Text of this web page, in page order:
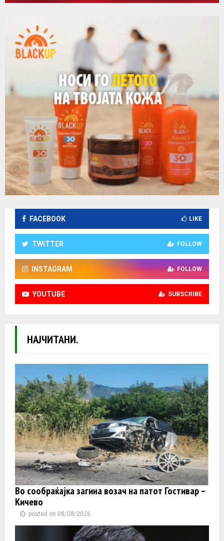
FACEBOOK LIKE
TWITTER FOLLOW
INSTAGRAM FOLLOW
YOUTUBE SUBSCRIBE
НАЈЧИТАНИ.
Во сообраќајка загина возач на патот Гостивар –
Кичево
posted on 08/08/2026